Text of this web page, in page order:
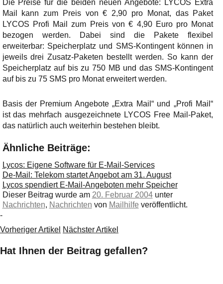
Die Preise für die beiden neuen Angebote: LYCOS Extra
Mail kann zum Preis von € 2,90 pro Monat, das Paket
LYCOS Profi Mail zum Preis von € 4,90 Euro pro Monat
bezogen werden. Dabei sind die Pakete flexibel
erweiterbar: Speicherplatz und SMS-Kontingent können in
jeweils drei Zusatz-Paketen bestellt werden. So kann der
Speicherplatz auf bis zu 750 MB und das SMS-Kontingent
auf bis zu 75 SMS pro Monat erweitert werden.
Basis der Premium Angebote „Extra Mail“ und „Profi Mail“
ist das mehrfach ausgezeichnete LYCOS Free Mail-Paket,
das natürlich auch weiterhin bestehen bleibt.
Ähnliche Beiträge:
Lycos: Eigene Software für E-Mail-Services
De-Mail: Telekom startet Angebot am 31. August
Lycos spendiert E-Mail-Angeboten mehr Speicher
Dieser Beitrag wurde am 20. Februar 2004unter
Nachrichten, Nachrichten von Mailhilfe veröffentlicht.
-
Vorheriger Artikel Nächster Artikel
Hat Ihnen der Beitrag gefallen?